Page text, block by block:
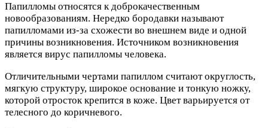
Папилломы относятся к доброкачественным
новообразованиям. Нередко бородавки называют
папилломами из-за схожести во внешнем виде и одной
причины возникновения. Источником возникновения
является вирус папилломы человека.
Отличительными чертами папиллом считают округлость,
мягкую структуру, широкое основание и тонкую ножку,
которой отросток крепится в коже. Цвет варьируется от
телесного до коричневого.